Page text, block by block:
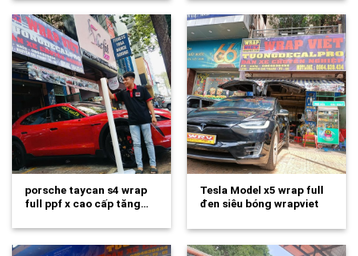
porsche taycan s4 wrap
full ppf x cao cấp tăng…
Tesla Model x5 wrap full
đen siêu bóng wrapviet